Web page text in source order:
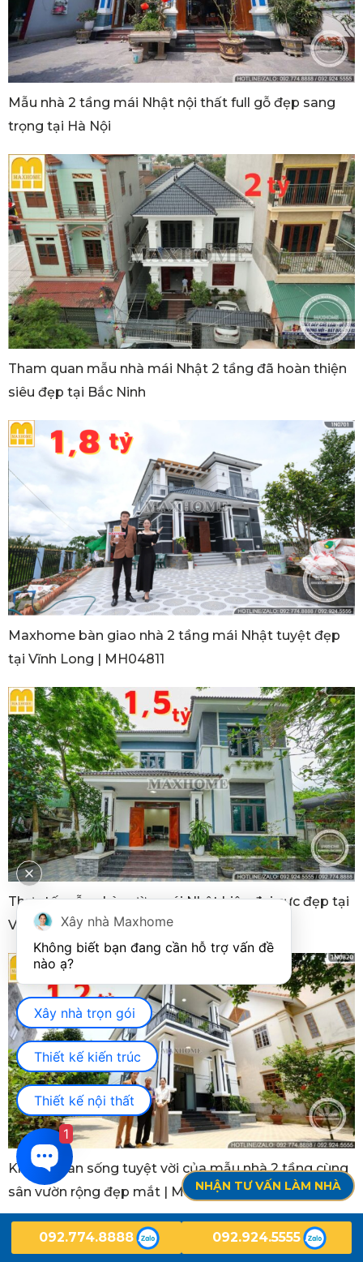
Mẫu nhà 2 tầng mái Nhật nội thất full gỗ đẹp sang
trọng tại Hà Nội
Tham quan mẫu nhà mái Nhật 2 tầng đã hoàn thiện
siêu đẹp tại Bắc Ninh
Maxhome bàn giao nhà 2 tầng mái Nhật tuyệt đẹp
tại Vĩnh Long | MH04811
Thực tế mẫu nhà vườn mái Nhật hiện đại cực đẹp tại
Vĩnh Phúc với 5 phòng ngủ
Không gian sống tuyệt vời của mẫu nhà 2 tầng cùng
sân vườn rộng đẹp mắt | MH05238NHẬN TƯ VẤN LÀM NHÀ
092.774.8888 092.924.5555
Xây nhà Maxhome
Không biết bạn đang cần hỗ trợ vấn đề
Xây nhà trọn gói
Thiết kế kiến trúc
Thiết kế nội thất
1